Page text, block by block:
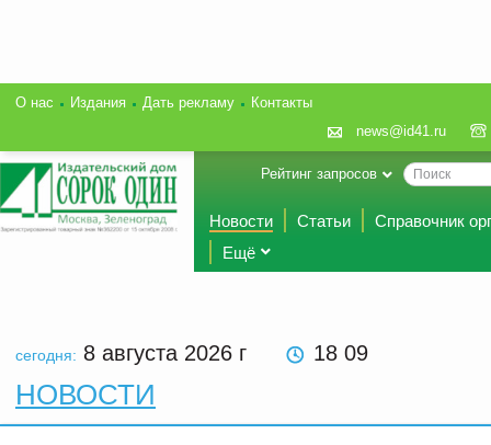
О нас Издания Дать рекламу
Контакты
news@id41.ru
Рейтинг запросов
Новости Статьи
Справочник
Ещё
сегодня: 8 августа 2026 г 18 09
НОВОСТИ